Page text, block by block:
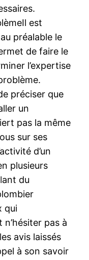
est
préalable le
de faire le
l’expertise
préciser que
un
pas la même
sur ses
d’un
plusieurs
du
qui
pas à
avis laissés
à son savoir